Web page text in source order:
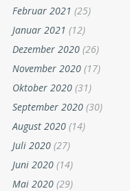
Februar 2021 (25)
Januar 2021 (12)
Dezember 2020 (26)
November 2020 (17)
Oktober 2020 (31)
September 2020 (30)
August 2020 (14)
Juli 2020 (27)
Juni 2020 (14)
Mai 2020 (29)